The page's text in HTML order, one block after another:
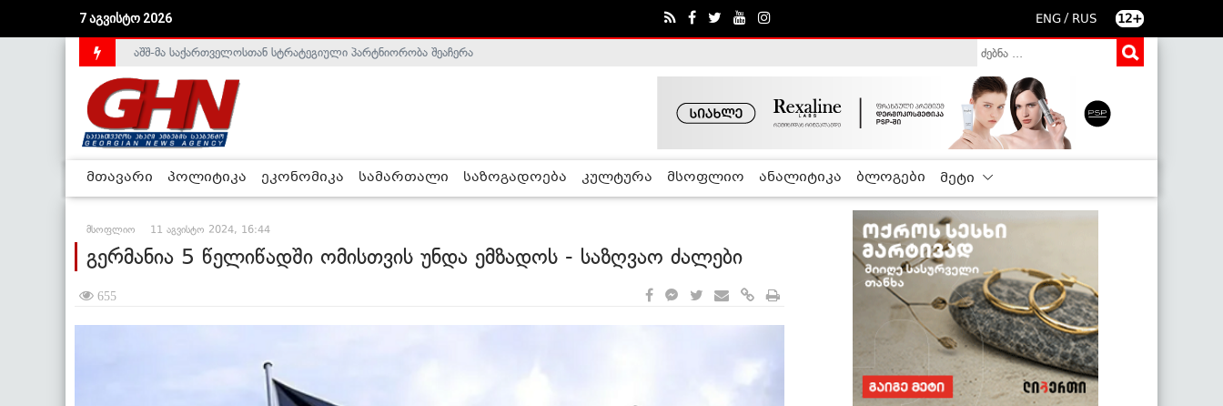
7 აგვისტო 2026 ENG / RUS 12+
საქართველოს დე-ფაქტო მთავრობა არალეგიტიმურია - ჰელსინკის კომისია
აშშ-მა საქართველოსთან სტრატეგიული პარტნიორობა შეაჩერა
მთავარი პოლიტიკა ეკონომიკა სამართალი საზოგადოება კულტურა მსოფლიო ანალიტიკა ბლოგები მეტი
მსოფლიო 11 აგვისტო 2024, 16:44
გერმანია 5 წელიწადში ომისთვის უნდა ემზადოს - საზღვაო ძალები
655